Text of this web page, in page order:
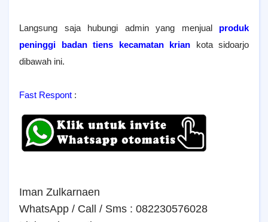
Langsung saja hubungi admin yang menjual produk
peninggi badan tiens kecamatan krian kota sidoarjo
dibawah ini.
Fast Respont :
Iman Zulkarnaen
WhatsApp / Call / Sms : 082230576028